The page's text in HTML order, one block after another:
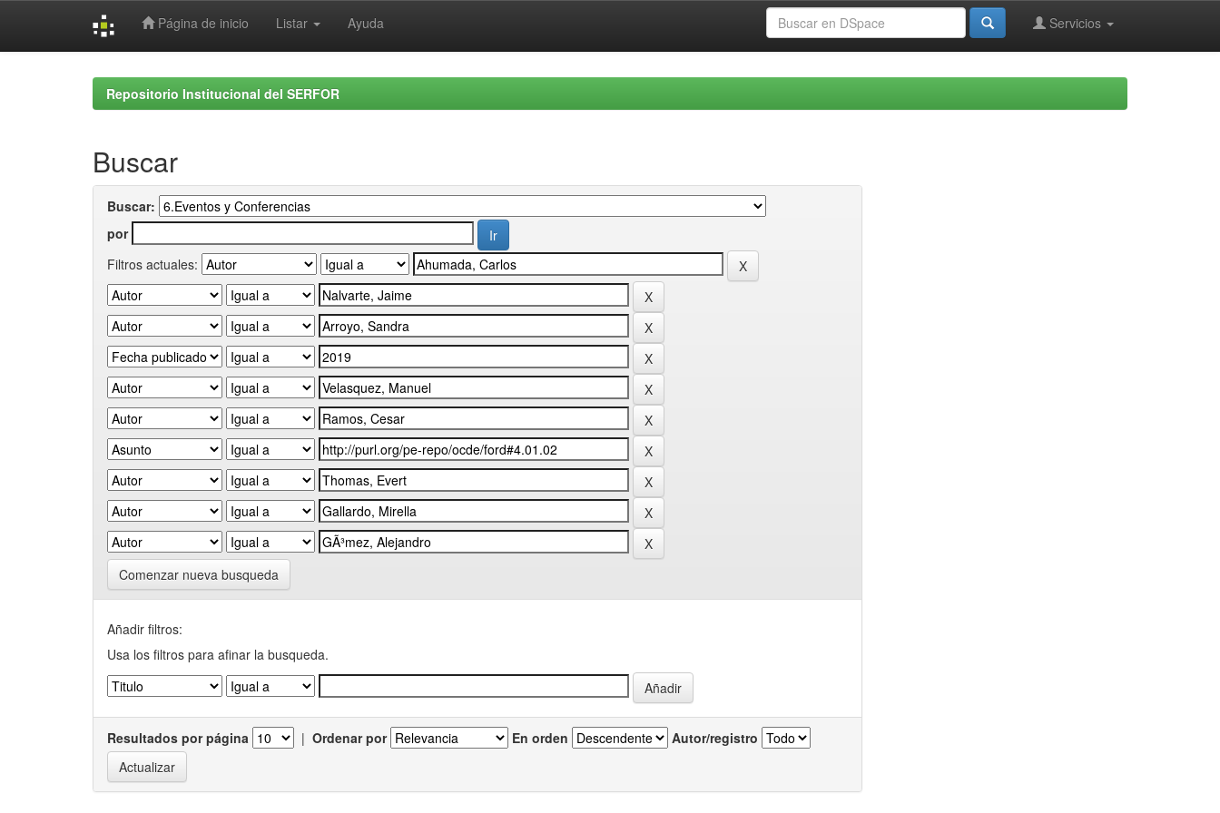
Página de inicio Listar Ayuda Servicios
Repositorio Institucional del SERFOR
Buscar
Buscar:
por
Filtros actuales:
Comenzar nueva busqueda
Añadir filtros:
Usa los filtros para afinar la busqueda.
Resultados por página | Ordenar por En orden Autor/registro